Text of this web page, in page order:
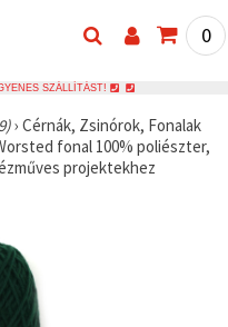
0
SZÁLLÍTÁST!
› Cérnák, Zsinórok, Fonalak
fonal 100% poliészter,
projektekhez